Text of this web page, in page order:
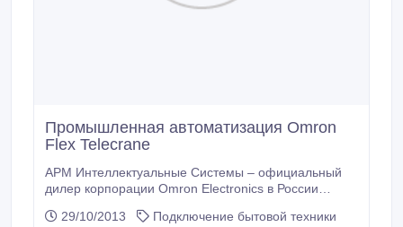
Промышленная автоматизация Omron
Flex Telecrane
АРМ Интеллектуальные Системы – официальный
дилер корпорации Omron Electronics в России
систем автоматизации и управления
29/10/2013
Подключение бытовой техники